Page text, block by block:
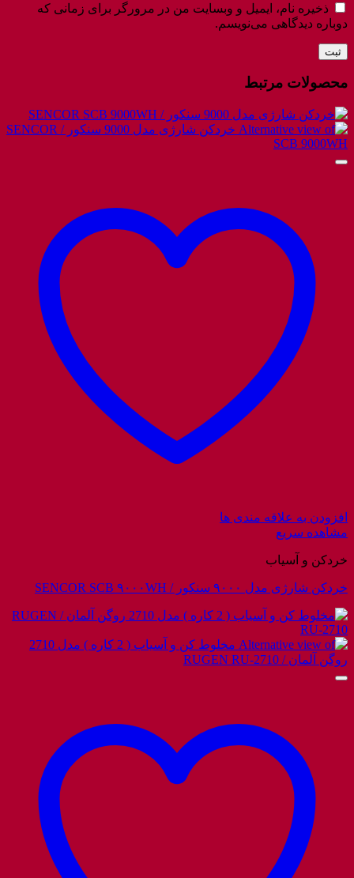
ذخیره نام، ایمیل و وبسایت من در مرورگر برای زمانی که
دوباره دیدگاهی می‌نویسم.
محصولات مرتبط
افزودن به علاقه مندی ها
مشاهده سریع
خردکن و آسیاب
خردکن شارژی مدل ۹۰۰۰ سنکور / SENCOR SCB ۹۰۰۰WH